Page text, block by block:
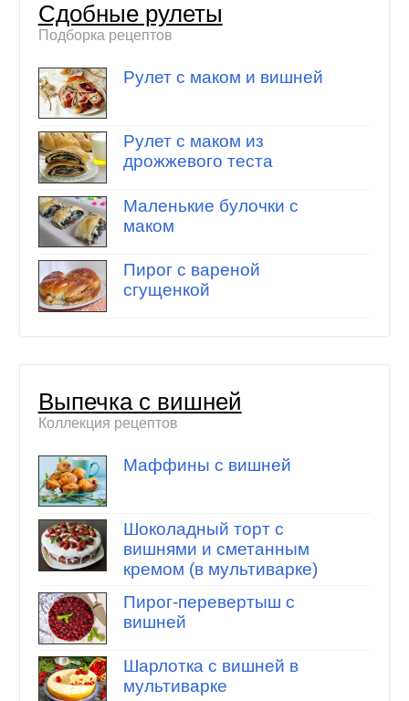
Сдобные рулеты
Подборка рецептов
Рулет с маком и вишней
Рулет с маком из
дрожжевого теста
Маленькие булочки с
маком
Пирог с вареной
сгущенкой
Выпечка с вишней
Коллекция рецептов
Маффины с вишней
Шоколадный торт с
вишнями и сметанным
кремом (в мультиварке)
Пирог-перевертыш с
вишней
Шарлотка с вишней в
мультиварке